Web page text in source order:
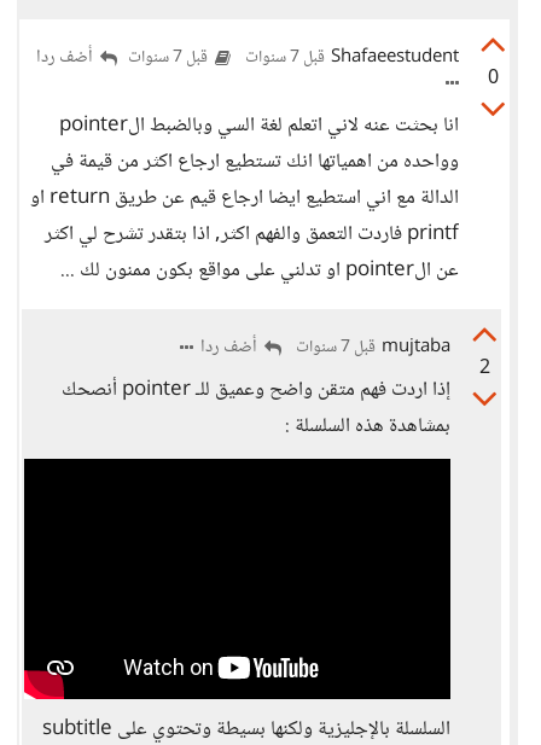
0
Shafaeestudent قبل 7 سنوات قبل 7 سنوات أضف ردا
انا بحثت عنه لاني اتعلم لغة السي وبالضبط الpointer
وواحده من اهمياتها انك تستطيع ارجاع اكثر من قيمة في
الدالة مع اني استطيع ايضا ارجاع قيم عن طريق return او
printf فاردت التعمق والفهم اكثر, اذا بتقدر تشرح لي اكثر
عن الpointer او تدلني على مواقع بكون ممنون لك ...
2
mujtaba قبل 7 سنوات أضف ردا
إذا اردت فهم متقن واضح وعميق للـ pointer أنصحك
بمشاهدة هذه السلسلة :
السلسلة بالإجليزية ولكنها بسيطة وتحتوي على subtitle